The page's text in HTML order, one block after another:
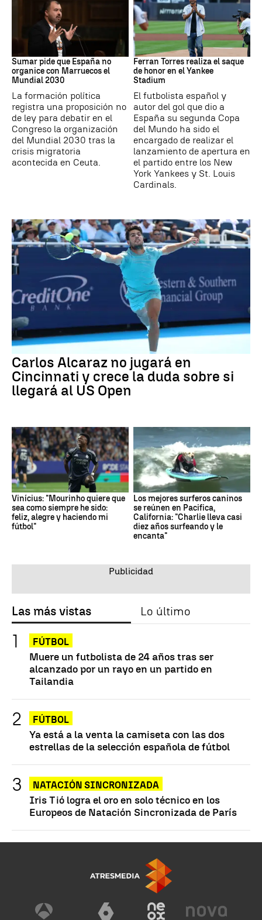
Sumar pide que España no
organice con Marruecos el
Mundial 2030
La formación política
registra una proposición no
de ley para debatir en el
Congreso la organización
del Mundial 2030 tras la
crisis migratoria
acontecida en Ceuta.
MLB
Ferran Torres realiza el saque
de honor en el Yankee
Stadium
El futbolista español y
autor del gol que dio a
España su segunda Copa
del Mundo ha sido el
encargado de realizar el
lanzamiento de apertura en
el partido entre los New
York Yankees y St. Louis
Cardinals.
Carlos Alcaraz no jugará en
Cincinnati y crece la duda sobre si
llegará al US Open
Vinícius: "Mourinho quiere que
sea como siempre he sido:
feliz, alegre y haciendo mi
fútbol"
Los mejores surferos caninos
se reúnen en Pacifica,
California: "Charlie lleva casi
diez años surfeando y le
encanta"
Las más vistas Lo último
FÚTBOL
Muere un futbolista de 24 años tras ser
alcanzado por un rayo en un partido en
Tailandia
FÚTBOL
Ya está a la venta la camiseta con las dos
estrellas de la selección española de fútbol
NATACIÓN SINCRONIZADA
Iris Tió logra el oro en solo técnico en los
Europeos de Natación Sincronizada de París